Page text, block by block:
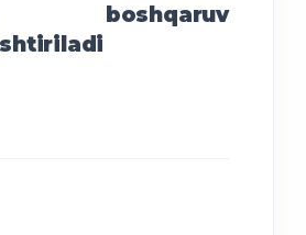
boshqaruv